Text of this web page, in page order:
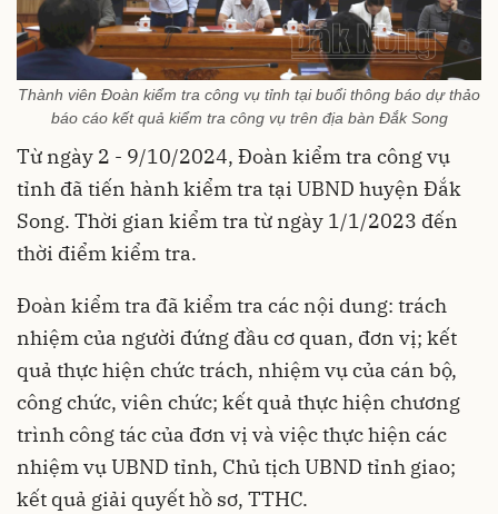
Thành viên Đoàn kiểm tra công vụ tỉnh tại buổi thông báo dự thảo
báo cáo kết quả kiểm tra công vụ trên địa bàn Đắk Song
Từ ngày 2 - 9/10/2024, Đoàn kiểm tra công vụ
tỉnh đã tiến hành kiểm tra tại UBND huyện Đắk
Song. Thời gian kiểm tra từ ngày 1/1/2023 đến
thời điểm kiểm tra.
Đoàn kiểm tra đã kiểm tra các nội dung: trách
nhiệm của người đứng đầu cơ quan, đơn vị; kết
quả thực hiện chức trách, nhiệm vụ của cán bộ,
công chức, viên chức; kết quả thực hiện chương
trình công tác của đơn vị và việc thực hiện các
nhiệm vụ UBND tỉnh, Chủ tịch UBND tỉnh giao;
kết quả giải quyết hồ sơ, TTHC.